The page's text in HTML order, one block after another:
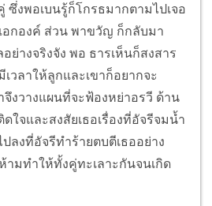
ซึ่งพอเบนรู้ก็โกรธมากตามไปเจอ
อกองค์ ส่วน พาขวัญ ก็กลับมา
ย่างจริงจัง พอ ธารเห็นก็สงสาร
วลาให้ลูกและเขาก็อยากจะ
จึงวางแผนที่จะฟ้องหย่าอรวี ด้าน
ใจและสงสัยเธอเรื่องที่อัจรีจมน้ำ
ปลงที่อัจรีทำร้ายตบตีเธออย่าง
ามทำให้ทั้งคู่ทะเลาะกันจนเกิด